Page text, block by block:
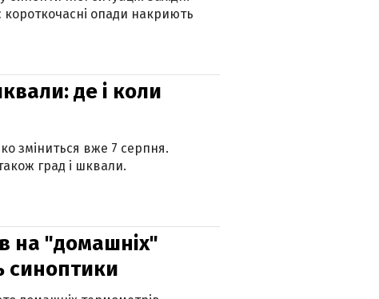
опади накриють
де і коли
зміниться вже 7 серпня.
град і шквали.
на "домашніх"
синоптики